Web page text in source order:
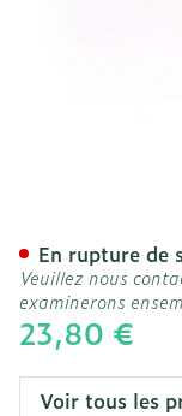
23,80 €
En rupture de
Veuillez nous
examinerons
Voir tous les